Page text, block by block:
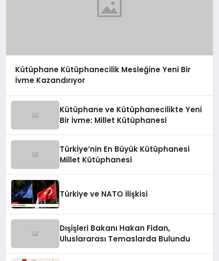
Kütüphane Kütüphanecilik Mesleğine Yeni Bir
İvme Kazandırıyor
Kütüphane ve Kütüphanecilikte Yeni
Bir İvme: Millet Kütüphanesi
Türkiye’nin En Büyük Kütüphanesi
Millet Kütüphanesi
Türkiye ve NATO İlişkisi
Dışişleri Bakanı Hakan Fidan,
Uluslararası Temaslarda Bulundu